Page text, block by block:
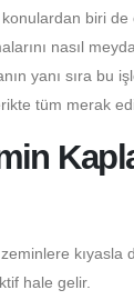
biri de
nasıl
yanı sıra bu
tüm merak
kıyasla
hale gelir.